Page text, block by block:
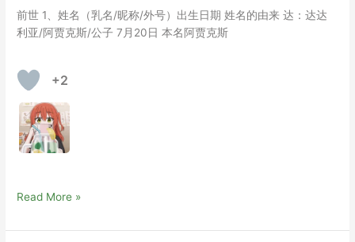
前世 1、姓名（乳名/昵称/外号）出生日期 姓名的由来 达：达达
利亚/阿贾克斯/公子 7月20日 本名阿贾克斯
+2
人
大
Read More »